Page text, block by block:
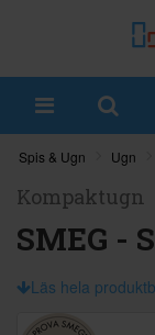
Spis & Ugn Ugn
Kompaktugn
SMEG -
Läs hela